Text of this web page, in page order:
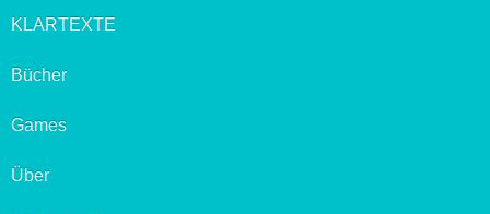
KLARTEXTE
Bücher
Games
Über